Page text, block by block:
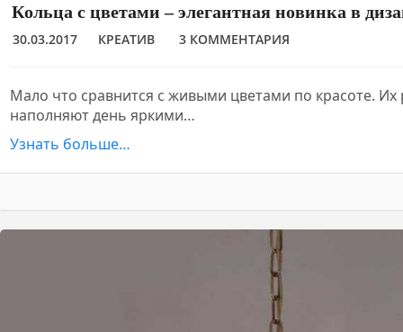
Кольца с цветами – элегантная новинка в
30.03.2017 КРЕАТИВ 3 КОММЕНТАРИЯ
Мало что сравнится с живыми цветами по красоте. Их
наполняют день яркими…
Узнать больше…